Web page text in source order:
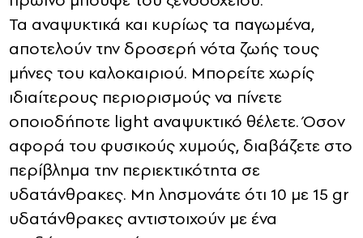
Τα αναψυκτικά και κυρίως τα παγωμένα,
αποτελούν την δροσερή νότα ζωής τους
μήνες του καλοκαιριού. Μπορείτε χωρίς
ιδιαίτερους περιορισμούς να πίνετε
οποιοδήποτε light αναψυκτικό θέλετε. Όσον
αφορά του φυσικούς χυμούς, διαβάζετε στο
περίβλημα την περιεκτικότητα σε
υδατάνθρακες. Μη λησμονάτε ότι 10 με 15 gr
υδατάνθρακες αντιστοιχούν με ένα